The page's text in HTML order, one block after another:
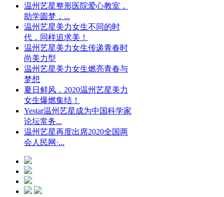
温州艺星整形医院爱心教室，
助学圆梦，...
温州艺星美力女生不同的时
代，同样追求美！
温州艺星美力女生传递青春时
尚美力型
温州艺星美力女生燃亮青春与
梦想
夏日鲜风，2020温州艺星美力
女生爆燃集结！
Yestar温州艺星成为中国科学家
论坛常务...
温州艺星再度出席2020全国两
会人民网·...